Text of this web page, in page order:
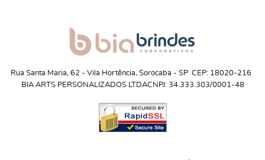
Rua Santa Maria, 62 - Vila Hortência, Sorocaba - SP CEP: 18020-216
BIA ARTS PERSONALIZADOS LTDACNPJ: 34.333.303/0001-48